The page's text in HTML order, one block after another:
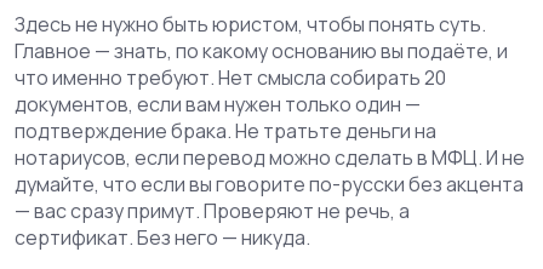
Здесь не нужно быть юристом, чтобы понять суть.
Главное — знать, по какому основанию вы подаёте, и
что именно требуют. Нет смысла собирать 20
документов, если вам нужен только один —
подтверждение брака. Не тратьте деньги на
нотариусов, если перевод можно сделать в МФЦ. И не
думайте, что если вы говорите по-русски без акцента
— вас сразу примут. Проверяют не речь, а
сертификат. Без него — никуда.